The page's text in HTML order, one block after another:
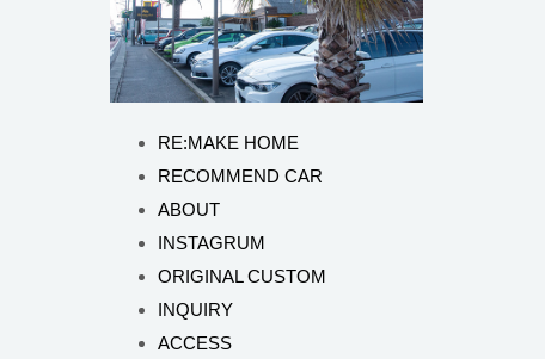
RE:MAKE HOME
RECOMMEND CAR
ABOUT
INSTAGRUM
ORIGINAL CUSTOM
INQUIRY
ACCESS